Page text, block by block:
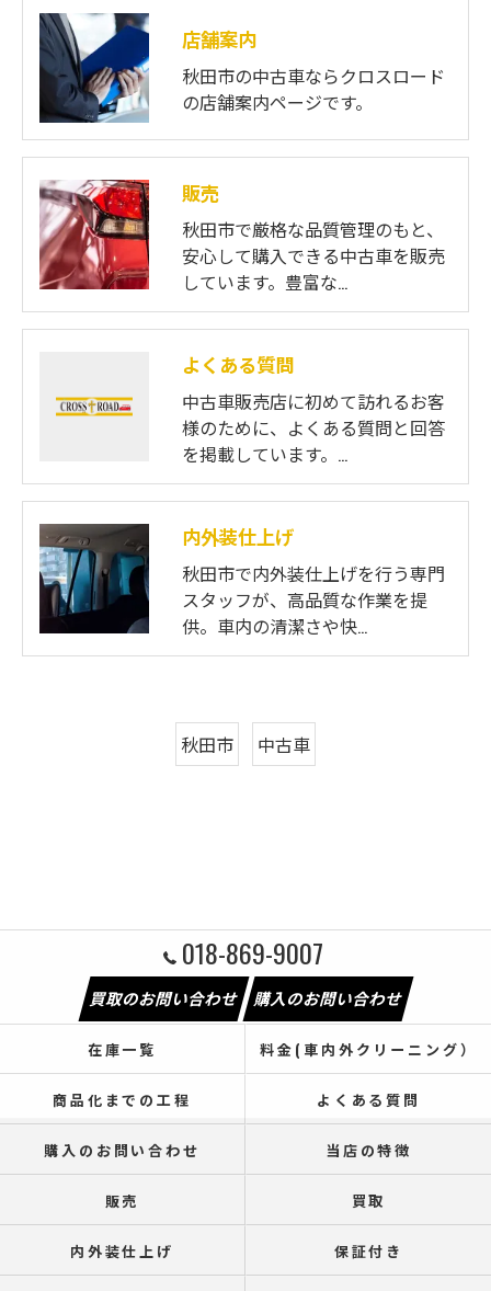
店舗案内
秋田市の中古車ならクロスロード
の店舗案内ページです。
販売
秋田市で厳格な品質管理のもと、
安心して購入できる中古車を販売
しています。豊富な…
よくある質問
中古車販売店に初めて訪れるお客
様のために、よくある質問と回答
を掲載しています。…
内外装仕上げ
秋田市で内外装仕上げを行う専門
スタッフが、高品質な作業を提
供。車内の清潔さや快…
秋田市 中古車
018-869-9007
買取のお問い合わせ 購入のお問い合わせ
在庫一覧 料金(車内外クリーニング）
商品化までの工程 よくある質問
購入のお問い合わせ 当店の特徴
販売 買取
内外装仕上げ 保証付き